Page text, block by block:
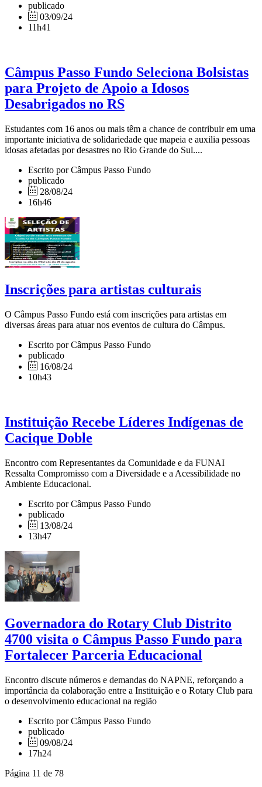
publicado
03/09/24
11h41
Câmpus Passo Fundo Seleciona Bolsistas
para Projeto de Apoio a Idosos
Desabrigados no RS
Estudantes com 16 anos ou mais têm a chance de contribuir em uma
importante iniciativa de solidariedade que mapeia e auxilia pessoas
idosas afetadas por desastres no Rio Grande do Sul....
Escrito por Câmpus Passo Fundo
publicado
28/08/24
16h46
Inscrições para artistas culturais
O Câmpus Passo Fundo está com inscrições para artistas em
diversas áreas para atuar nos eventos de cultura do Câmpus.
Escrito por Câmpus Passo Fundo
publicado
16/08/24
10h43
Instituição Recebe Líderes Indígenas de
Cacique Doble
Encontro com Representantes da Comunidade e da FUNAI
Ressalta Compromisso com a Diversidade e a Acessibilidade no
Ambiente Educacional.
Escrito por Câmpus Passo Fundo
publicado
13/08/24
13h47
Governadora do Rotary Club Distrito
4700 visita o Câmpus Passo Fundo para
Fortalecer Parceria Educacional
Encontro discute números e demandas do NAPNE, reforçando a
importância da colaboração entre a Instituição e o Rotary Club para
o desenvolvimento educacional na região
Escrito por Câmpus Passo Fundo
publicado
09/08/24
17h24
Página 11 de 78